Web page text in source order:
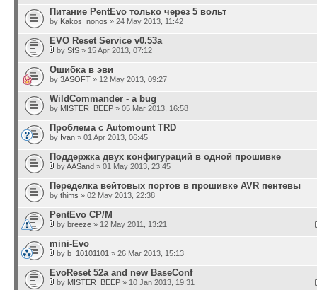
Питание PentEvo только через 5 вольт
by Kakos_nonos » 24 May 2013, 11:42
EVO Reset Service v0.53a
by SfS » 15 Apr 2013, 07:12
Ошибка в эви
by 3ASOFT » 12 May 2013, 09:27
WildCommander - a bug
by MISTER_BEEP » 05 Mar 2013, 16:58
Проблема с Automount TRD
by Ivan » 01 Apr 2013, 06:45
Поддержка двух конфигураций в одной прошивке
byAASand » 01 May 2013, 23:45
Переделка вейтовых портов в прошивке AVR пентевы
by thims » 02 May 2013, 22:38
PentEvo CP/M
by breeze » 12 May 2011, 13:21
mini-Evo
by b_10101101 » 26 Mar 2013, 15:13
EvoReset 52a and new BaseConf
by MISTER_BEEP » 10 Jan 2013, 19:31